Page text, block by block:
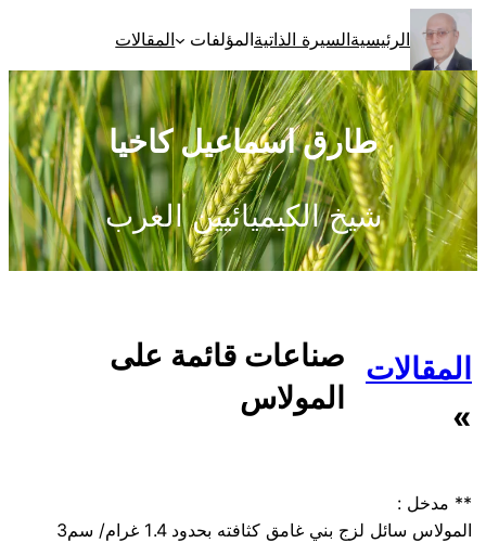
تخطى
إلى
المحتوى
الرئيسيةالسيرة الذاتيةالمؤلفات المقالات
طارق اسماعيل كاخيا
شيخ الكيميائيين العرب
المقالات
»
صناعات قائمة على
المولاس
** مدخل :
المولاس سائل لزج بني غامق كثافته بحدود 1.4 غرام/ سم3